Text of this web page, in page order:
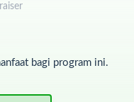
76 orang. Selain itu,
bagi program ini.